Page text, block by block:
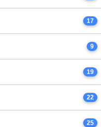
17
9
19
22
25